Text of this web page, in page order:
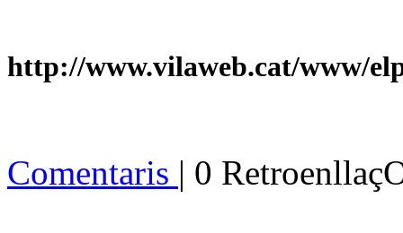
http://www.vilaweb.cat/www/
Comentaris | 0